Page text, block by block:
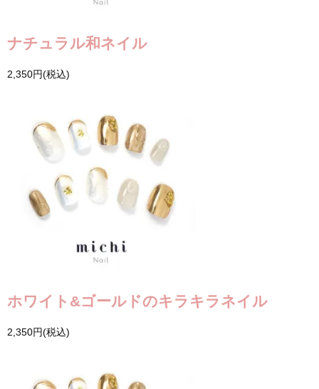
ナチュラル和ネイル
2,350円(税込)
ホワイト&ゴールドのキラキラネイル
2,350円(税込)